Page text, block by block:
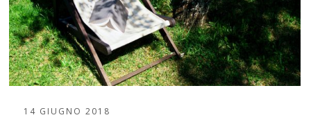
14 GIUGNO 2018